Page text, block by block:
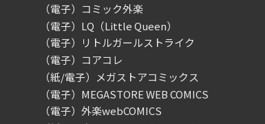
（電子）コミック外楽
（電子）LQ（Little Queen）
（電子）リトルガールストライク
（電子）コアコレ
（紙/電子）メガストアコミックス
（電子）MEGASTORE WEB COMICS
（電子）外楽webCOMICS